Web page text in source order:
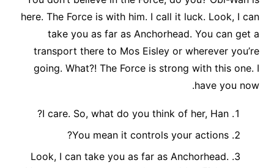
here. The Force is with him. I call it luck. Look, I can
take you as far as Anchorhead. You can get a
transport there to Mos Eisley or wherever you’re
going. What?! The Force is strong with this one. I
have you now.
I care. So, what do you think of her, Han?
You mean it controls your actions?
Look, I can take you as far as Anchorhead.